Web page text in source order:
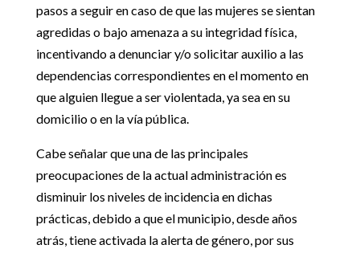
pasos a seguir en caso de que las mujeres se sientan
agredidas o bajo amenaza a su integridad física,
incentivando a denunciar y/o solicitar auxilio a las
dependencias correspondientes en el momento en
que alguien llegue a ser violentada, ya sea en su
domicilio o en la vía pública.
Cabe señalar que una de las principales
preocupaciones de la actual administración es
disminuir los niveles de incidencia en dichas
prácticas, debido a que el municipio, desde años
atrás, tiene activada la alerta de género, por sus